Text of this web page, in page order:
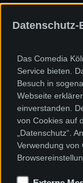
Sponsoren
Das Comedia
Service bieten.
Besuch in
Webseite
einverstanden.
von Cookies auf
„Datenschutz“.
Verwendung von